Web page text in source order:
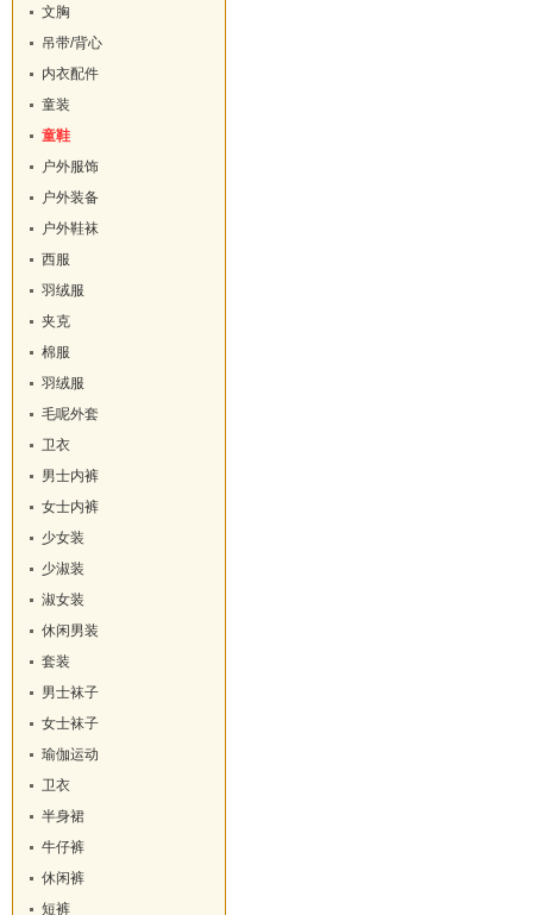
文胸
吊带/背心
内衣配件
童装
童鞋
户外服饰
户外装备
户外鞋袜
西服
羽绒服
夹克
棉服
羽绒服
毛呢外套
卫衣
男士内裤
女士内裤
少女装
少淑装
淑女装
休闲男装
套装
男士袜子
女士袜子
瑜伽运动
卫衣
半身裙
牛仔裤
休闲裤
短裤